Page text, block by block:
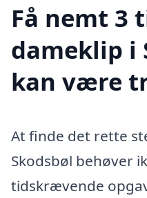
Få nemt 3
dameklip i
kan være
At finde det rette
Skodsbøl behøver
tidskrævende